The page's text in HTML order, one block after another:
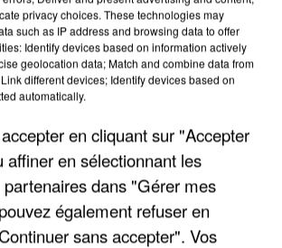
CES CANICULES, LES REFUGES
SONT...
privacy choices. These technologies may
such as IP address and browsing data to offer
Identify devices based on information actively
geolocation data; Match and combine data from
different devices; Identify devices based on
automatically.
en cliquant sur "Accepter
affiner en sélectionnant les
dans "Gérer mes
également refuser en
sans accepter". Vos